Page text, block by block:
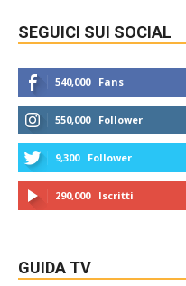
SEGUICI SUI SOCIAL
540,000 Fans
550,000 Follower
9,300 Follower
290,000 Iscritti
GUIDA TV